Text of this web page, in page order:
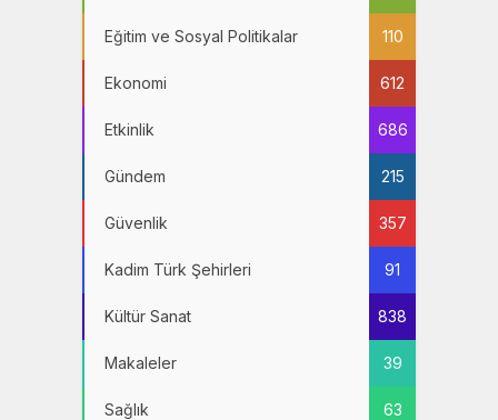
Eğitim ve Sosyal Politikalar 110
Ekonomi 612
Etkinlik 686
Gündem 215
Güvenlik 357
Kadim Türk Şehirleri 91
Kültür Sanat 838
Makaleler 39
Sağlık 63